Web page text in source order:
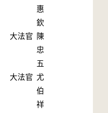
惠
欽
大法官
陳
忠
五
大法官 尤
伯
祥